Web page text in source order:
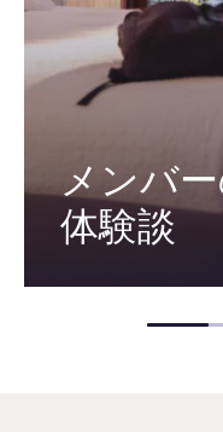
メンバ
体験談